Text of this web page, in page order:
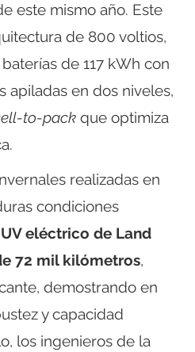
este mismo año. Este
de 800 voltios,
de 117 kWh con
apiladas en dos niveles,
to-pack que optimiza
realizadas en
condiciones
eléctrico de Land
72 mil kilómetros,
demostrando en
y capacidad
los ingenieros de la